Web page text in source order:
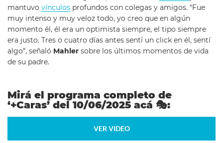
mantuvo vínculos profundos con colegas y amigos. “Fue
muy intenso y muy veloz todo, yo creo que en algún
momento él, él era un optimista siempre, el tipo siempre
era justo. Tres o cuatro días antes sentí un click en él, sentí
algo”, señaló Mahler sobre los últimos momentos de vida
de su padre.
Mirá el programa completo de
‘+Caras’ del 10/06/2025 acá 🎭:
VER VIDEO